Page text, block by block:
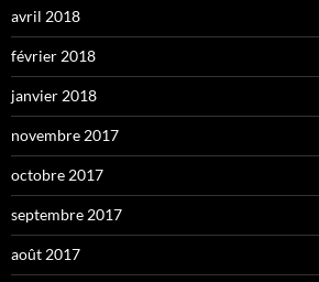
avril 2018
février 2018
janvier 2018
novembre 2017
octobre 2017
septembre 2017
août 2017